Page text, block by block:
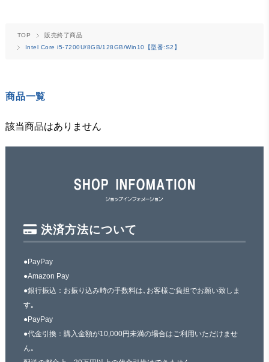
TOP
販売終了商品
Intel Core i5-7200U/8GB/128GB/Win10【型番:S2】
商品一覧
該当商品はありません
決済方法について
●PayPay
●Amazon Pay
●銀行振込：お振り込み時の手数料は､お客様ご負担でお願い致しま
す｡
●PayPay
●代金引換：購入金額が10,000円未満の場合はご利用いただけませ
ん｡